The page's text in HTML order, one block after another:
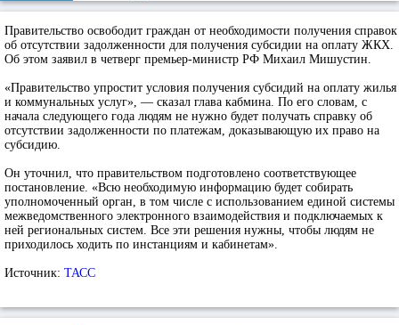
Правительство освободит граждан от необходимости получения справок
об отсутствии задолженности для получения субсидии на оплату ЖКХ.
Об этом заявил в четверг премьер-министр РФ Михаил Мишустин.
«Правительство упростит условия получения субсидий на оплату жилья
и коммунальных услуг», — сказал глава кабмина. По его словам, с
начала следующего года людям не нужно будет получать справку об
отсутствии задолженности по платежам, доказывающую их право на
субсидию.
Он уточнил, что правительством подготовлено соответствующее
постановление. «Всю необходимую информацию будет собирать
уполномоченный орган, в том числе с использованием единой системы
межведомственного электронного взаимодействия и подключаемых к
ней региональных систем. Все эти решения нужны, чтобы людям не
приходилось ходить по инстанциям и кабинетам».
Источник: ТАСС